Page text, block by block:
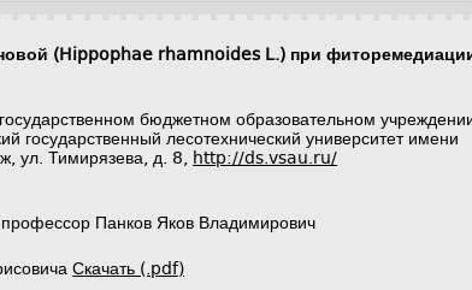
(Hippophae rhamnoides L.) при
бюджетном образовательном
государственный лесотехнический университет имени
ул. Тимирязева, д. 8,
http://ds.vsau.ru/
профессор Панков Яков Владимирович
Скачать (.pdf)